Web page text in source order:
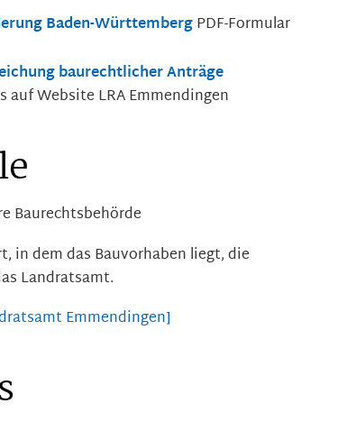
Baden-WürttembergPDF-Formular
baurechtlicher Anträge
auf Website LRA Emmendingen
Baurechtsbehörde
in dem das Bauvorhaben liegt, die
Landratsamt.
Emmendingen]